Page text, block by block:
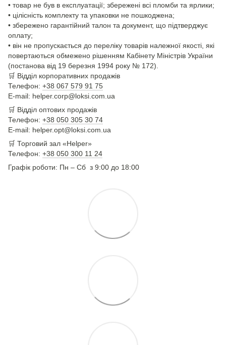
• товар не був в експлуатації; збережені всі пломби та ярлики;
• цілісність комплекту та упаковки не пошкоджена;
• збережено гарантійний талон та документ, що підтверджує
оплату;
• він не пропускається до переліку товарів належної якості, які
повертаються обмежено рішенням Кабінету Міністрів України
(постанова від 19 березня 1994 року № 172).
🛒 Відділ корпоративних продажів
Телефон: +38 067 579 91 75
E-mail: helper.corp@loksi.com.ua
🛒 Відділ оптових продажів
Телефон: +38 050 305 30 74
E-mail: helper.opt@loksi.com.ua
🛒 Торговий зал «Helper»
Телефон: +38 050 300 11 24
Графік роботи: Пн – Сб з 9:00 до 18:00